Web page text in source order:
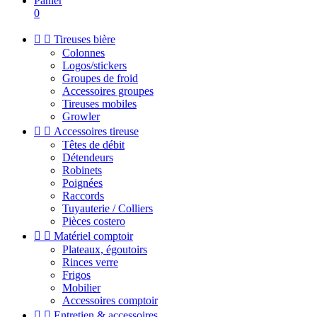
0
  Tireuses bière
Colonnes
Logos/stickers
Groupes de froid
Accessoires groupes
Tireuses mobiles
Growler
  Accessoires tireuse
Têtes de débit
Détendeurs
Robinets
Poignées
Raccords
Tuyauterie / Colliers
Pièces costero
  Matériel comptoir
Plateaux, égoutoirs
Rinces verre
Frigos
Mobilier
Accessoires comptoir